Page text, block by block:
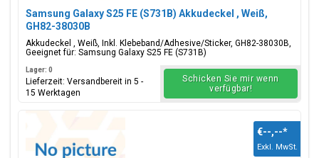
Samsung Galaxy S25 FE (S731B) Akkudeckel , Weiß,
GH82-38030B
Akkudeckel , Weiß, Inkl. Klebeband/Adhesive/Sticker, GH82-38030B,
Geeignet für: Samsung Galaxy S25 FE (S731B)
Lager: 0
Lieferzeit: Versandbereit in 5 -
15 Werktagen
Schicken Sie mir wenn
verfügbar!
€--,--*
Exkl. MwSt.